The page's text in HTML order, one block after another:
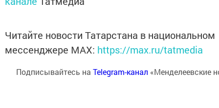
Читайте новости Татарстана в национальном
мессенджере MАХ: https://max.ru/tatmedia
Подписывайтесь на Telegram-канал «Менделеевские